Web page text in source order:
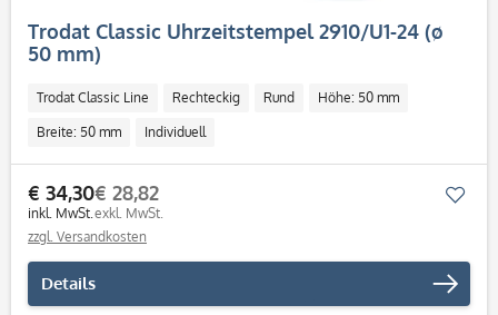
Trodat Classic Uhrzeitstempel 2910/U1-24 (ø
50 mm)
Trodat Classic Line Rechteckig Rund Höhe: 50 mm
Breite: 50 mm Individuell
€ 34,30
inkl. MwSt.
€ 28,82
exkl. MwSt.
zzgl. Versandkosten
Details